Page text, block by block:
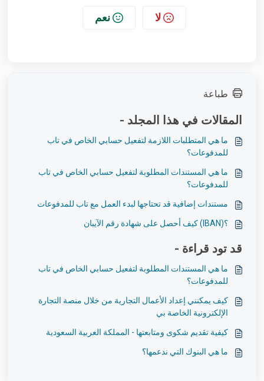
لا نعم
طباعة
المقالات في هذا المجلد -
ما هي المتطلبات اللازمة لتفعيل حسابي الخاص في تاب
للمدفوعات؟
ما هي المستندات المطلوبة لتفعيل حسابي الخاص في تاب
للمدفوعات؟
مستندات إضافية قد تحتاجها لبدء العمل مع تاب للمدفوعات
؟(IBAN) كيف أحصل على شهادة رقم الآيبان
قد تود قراءة -
ما هي المستندات المطلوبة لتفعيل حسابي الخاص في تاب
للمدفوعات؟
كيف يمكنني إعداد الأعمال التجارية من خلال منصة التجارة
الإلكترونية الخاصة بي
كيفية تقديم شكوى ومتابعتها - المملكة العربية السعودية
ما هي البنوك التي ندعمها؟